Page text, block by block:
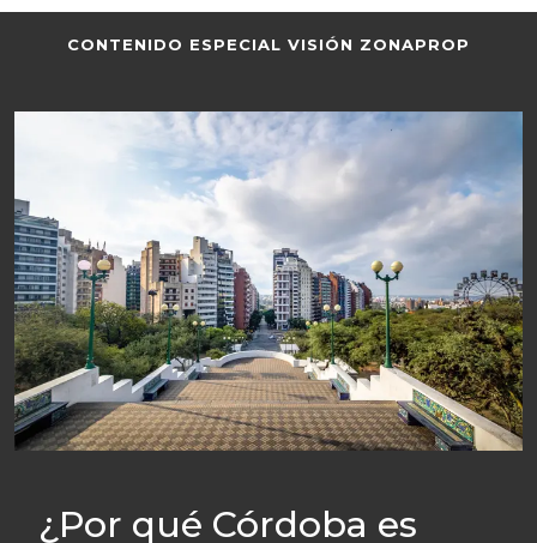
CONTENIDO ESPECIAL VISIÓN ZONAPROP
¿Por qué Córdoba es